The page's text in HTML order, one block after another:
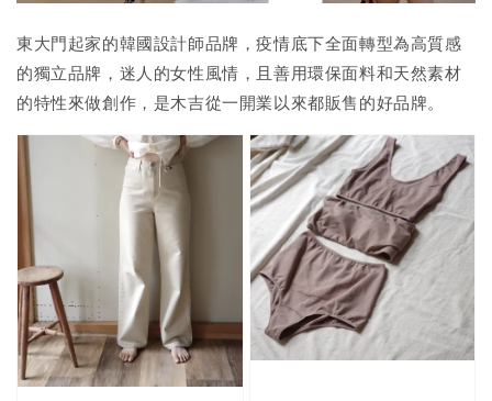
東大門起家的韓國設計師品牌，疫情底下全面轉型為高質感
的獨立品牌，迷人的女性風情，且善用環保面料和天然素材
的特性來做創作，是木吉從一開業以來都販售的好品牌。